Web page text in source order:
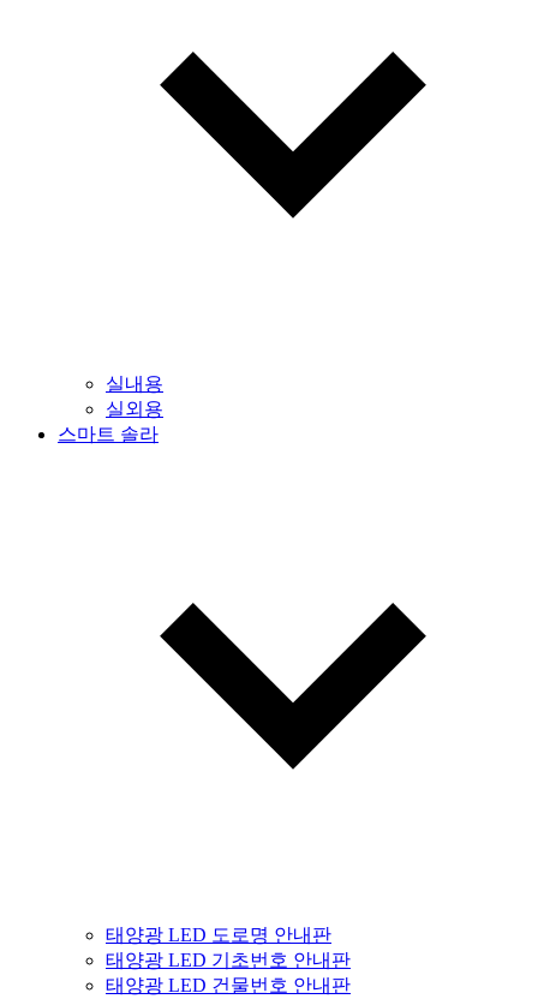
실내용
실외용
스마트 솔라
태양광 LED 도로명 안내판
태양광 LED 기초번호 안내판
태양광 LED 건물번호 안내판